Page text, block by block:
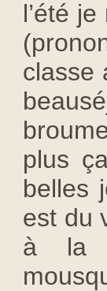
l’été
classe
plus
belles
est du
à la